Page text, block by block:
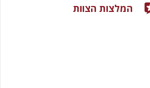
המלצות הצוות